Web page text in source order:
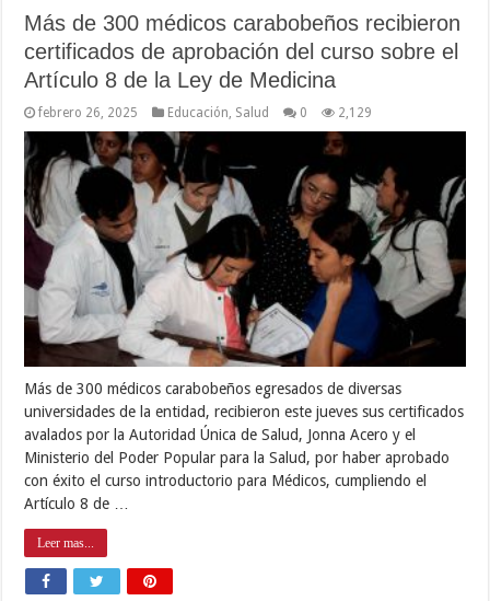
Más de 300 médicos carabobeños recibieron
certificados de aprobación del curso sobre el
Artículo 8 de la Ley de Medicina
febrero 26, 2025 Educación, Salud 0 2,129
Más de 300 médicos carabobeños egresados de diversas
universidades de la entidad, recibieron este jueves sus certificados
avalados por la Autoridad Única de Salud, Jonna Acero y el
Ministerio del Poder Popular para la Salud, por haber aprobado
con éxito el curso introductorio para Médicos, cumpliendo el
Artículo 8 de …
Leer mas...